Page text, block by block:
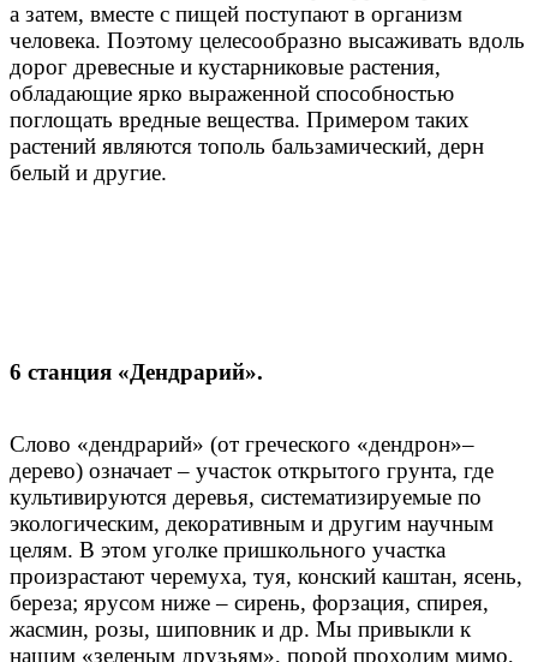
а затем, вместе с пищей поступают в организм
человека. Поэтому целесообразно высаживать вдоль
дорог древесные и кустарниковые растения,
обладающие ярко выраженной способностью
поглощать вредные вещества. Примером таких
растений являются тополь бальзамический, дерн
белый и другие.
6 станция «Дендрарий».
Слово «дендрарий» (от греческого «дендрон»–
дерево) означает – участок открытого грунта, где
культивируются деревья, систематизируемые по
экологическим, декоративным и другим научным
целям. В этом уголке пришкольного участка
произрастают черемуха, туя, конский каштан, ясень,
береза; ярусом ниже – сирень, форзация, спирея,
жасмин, розы, шиповник и др. Мы привыкли к
нашим «зеленым друзьям», порой проходим мимо,